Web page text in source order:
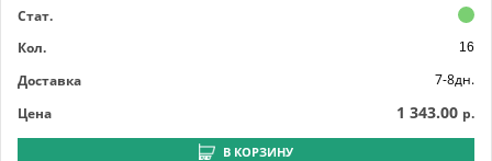
Стат.
Кол.
16
Доставка
7-8дн.
Цена
1 343.00 р.
В КОРЗИНУ